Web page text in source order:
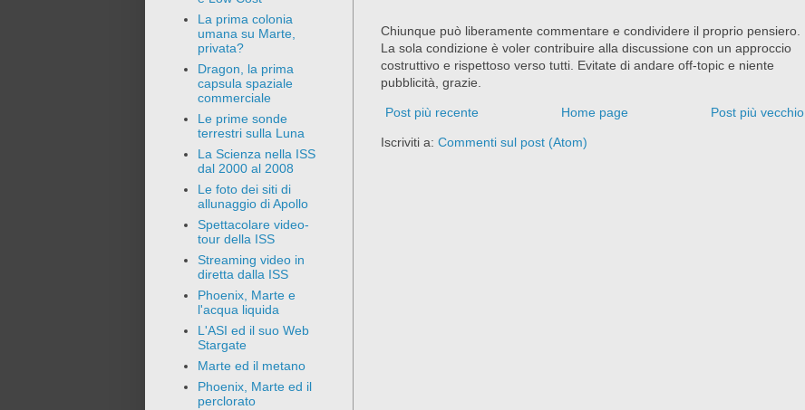
Chiunque può liberamente commentare e condividere il proprio pensiero.
La sola condizione è voler contribuire alla discussione con un approccio
costruttivo e rispettoso verso tutti. Evitate di andare off-topic e niente
pubblicità, grazie.
Post più recente Post più vecchio
Home page
Iscriviti a: Commenti sul post (Atom)
La prima colonia
umana su Marte,
privata?
Dragon, la prima
capsula spaziale
commerciale
Le prime sonde
terrestri sulla Luna
La Scienza nella ISS
dal 2000 al 2008
Le foto dei siti di
allunaggio di Apollo
Spettacolare video-
tour della ISS
Streaming video in
diretta dalla ISS
Phoenix, Marte e
l'acqua liquida
L'ASI ed il suo Web
Stargate
Marte ed il metano
Phoenix, Marte ed il
perclorato